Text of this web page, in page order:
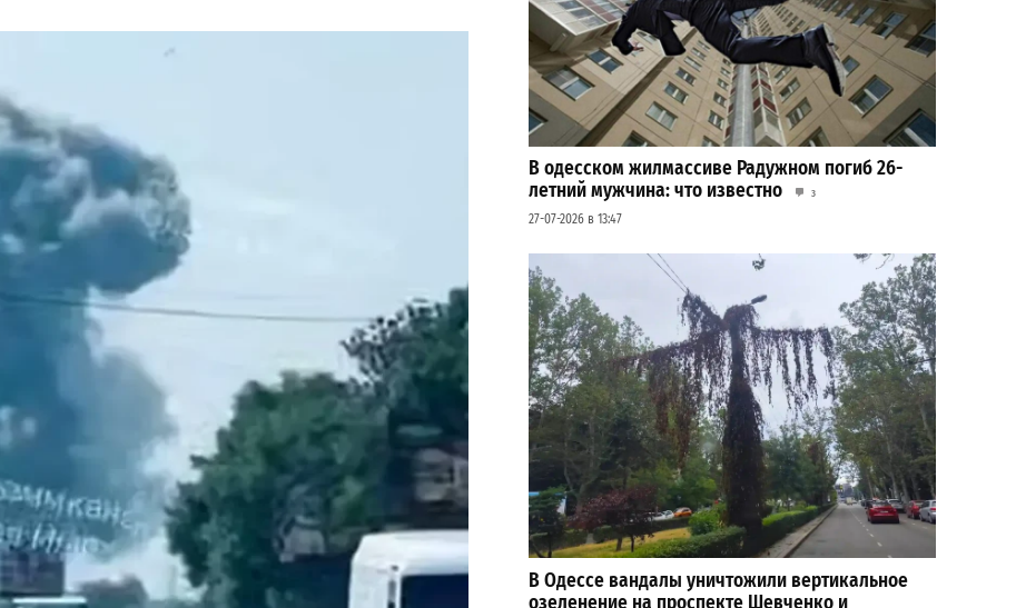
В одесском жилмассиве Радужном погиб 26-
летний мужчина: что известно
3
27-07-2026 в 13:47
В Одессе вандалы уничтожили вертикальное
озеленение на проспекте Шевченко и